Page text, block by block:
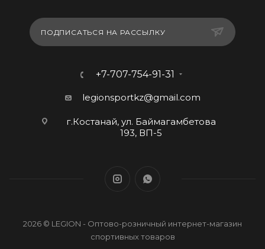
ПОДПИСАТЬСЯ НА РАССЫЛКУ
+7-707-754-91-31
legionsportkz@gmail.com
г.Костанай, ул. Баймагамбетова
193, ВП-5
2026 © LEGION - Оптово-розничный интернет-магазин
спортивных товаров